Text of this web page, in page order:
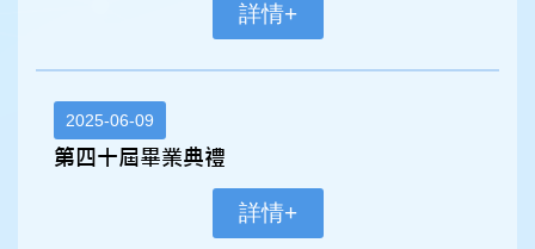
詳情+
2025-06-09
第四十屆畢業典禮
詳情+